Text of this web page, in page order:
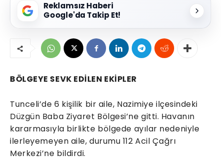
Reklamsız Haberi
Google'da Takip Et!
BÖLGEYE SEVK EDİLEN EKİPLER
Tunceli’de 6 kişilik bir aile, Nazimiye ilçesindeki
Düzgün Baba Ziyaret Bölgesi’ne gitti. Havanın
kararmasıyla birlikte bölgede ayılar nedeniyle
ilerleyemeyen aile, durumu 112 Acil Çağrı
Merkezi’ne bildirdi.